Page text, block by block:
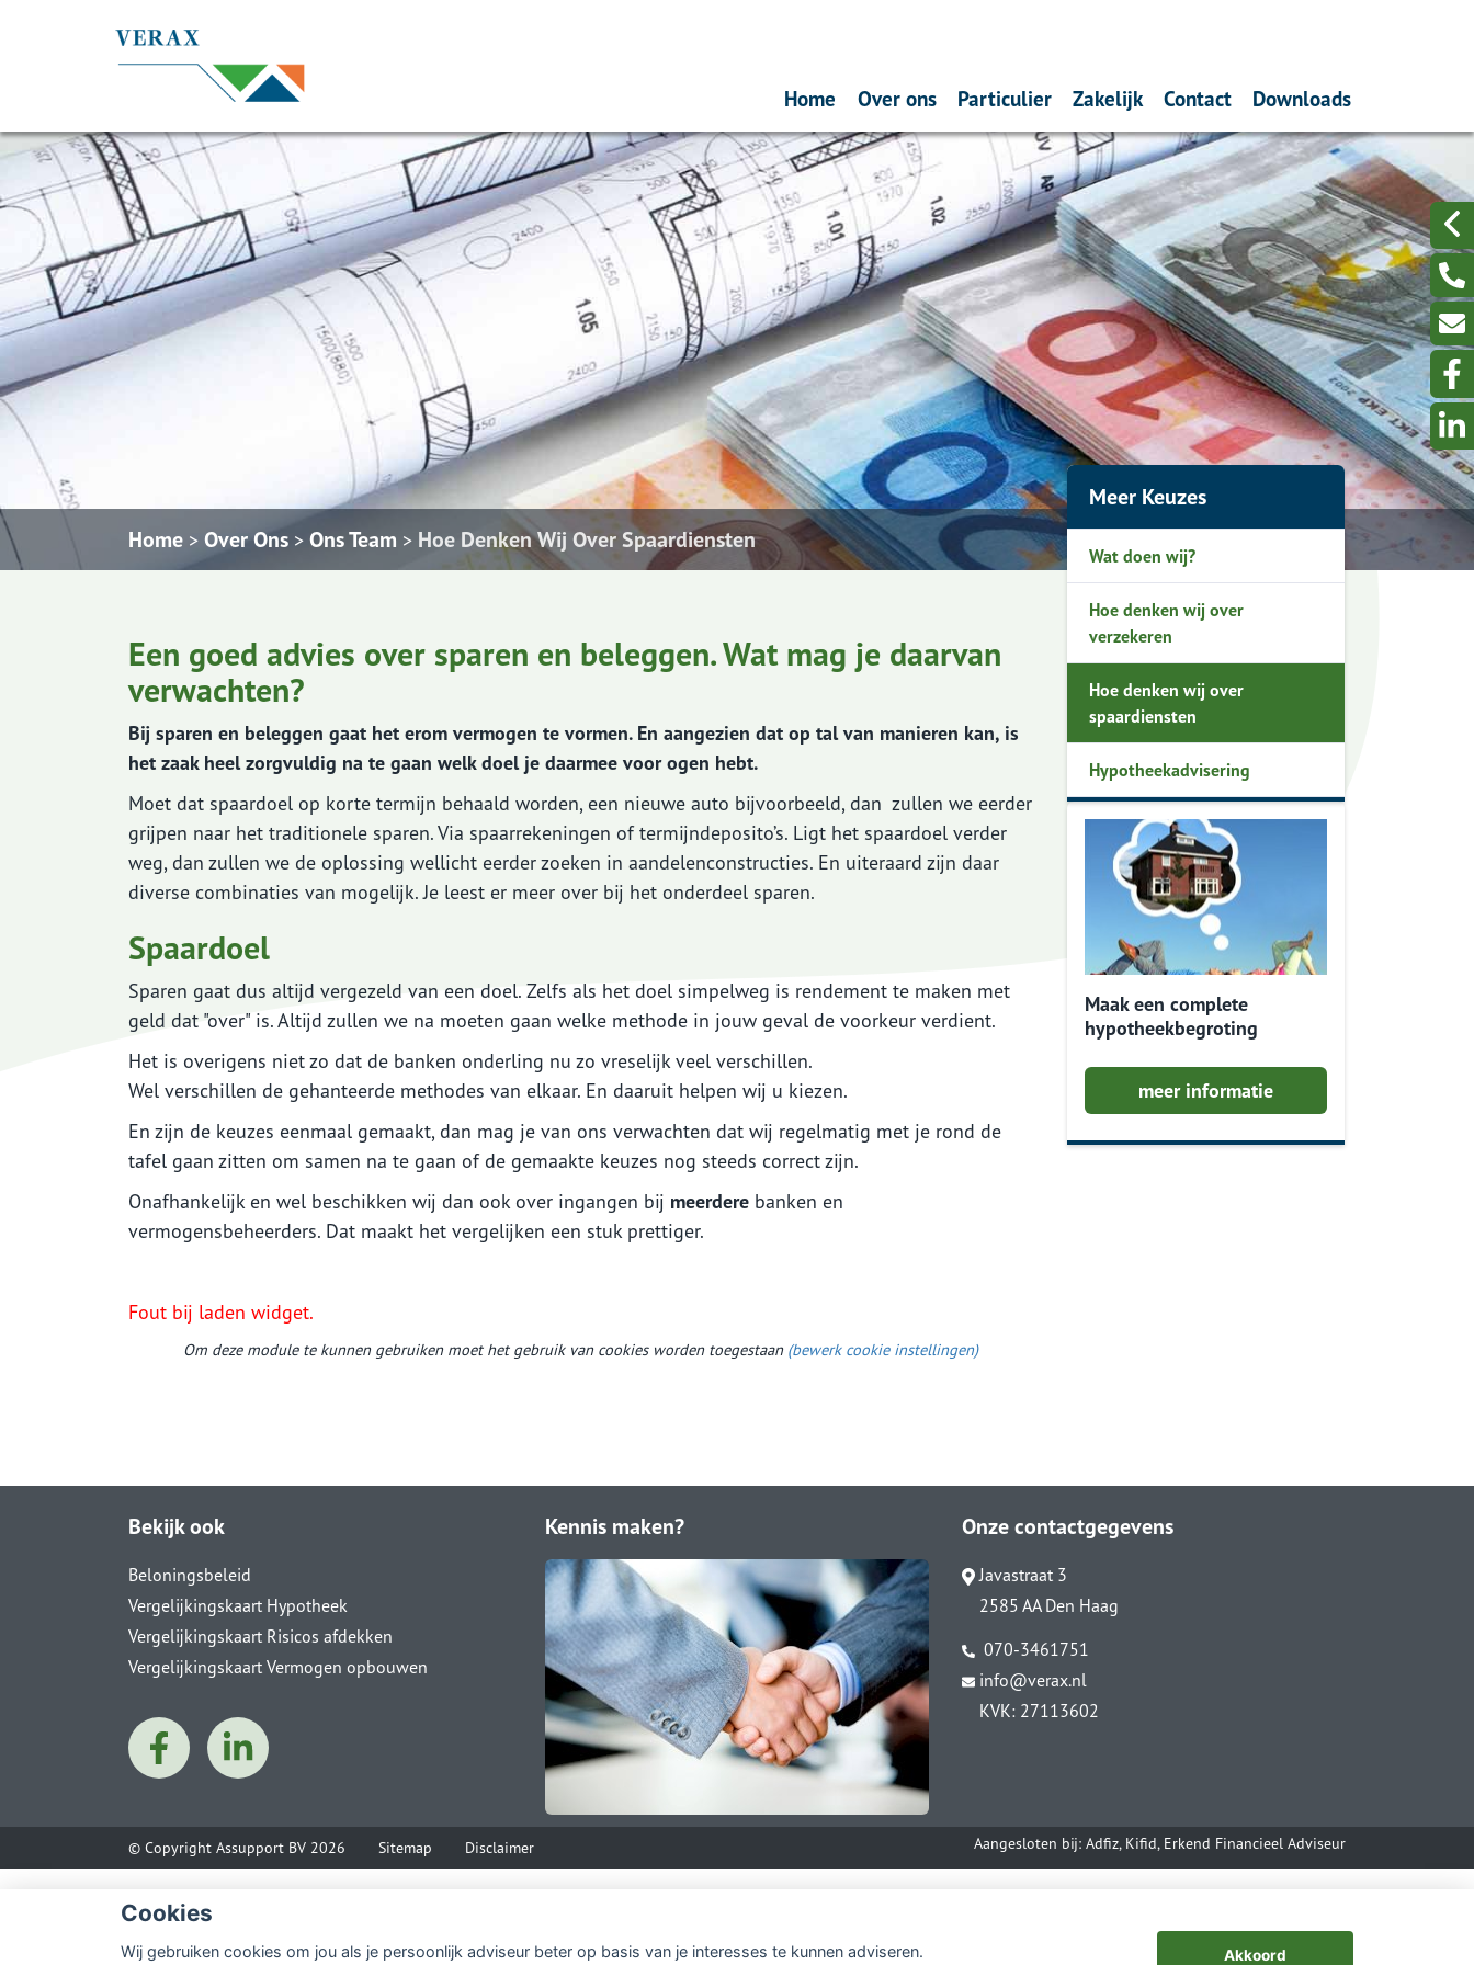
Cookies
Wij gebruiken cookies om jou als je persoonlijk adviseur beter op basis van je interesses te kunnen adviseren.
Akkoord
Home Over ons
Ons team
Service abonnementen
Beloningsbeleid
Vergelijkingskaarten
Particulier
Verzekeren
Hypotheken
Schades melden
Sparen
Lenen
Zakelijk
Ondernemers
Werkgevers
Contact
Contactgegevens en
openingstijden
Downloads
Dienstenwijzer
Polisvoorwaarden
Privacykaart
Privacystatement
Verzekeringskaarten
Schade- en Glasgarant
Waarborgfonds
Directe
Home > Over Ons > Ons Team > Hoe Denken Wij Over Spaardiensten
Een goed advies over sparen en beleggen. Wat mag je daarvan
verwachten?
Bij sparen en beleggen gaat het erom vermogen te vormen. En aangezien dat op tal van manieren kan, is
het zaak heel zorgvuldig na te gaan welk doel je daarmee voor ogen hebt.
Moet dat spaardoel op korte termijn behaald worden, een nieuwe auto bijvoorbeeld, dan zullen we eerder
grijpen naar het traditionele sparen. Via spaarrekeningen of termijndeposito’s. Ligt het spaardoel verder
weg, dan zullen we de oplossing wellicht eerder zoeken in aandelenconstructies. En uiteraard zijn daar
diverse combinaties van mogelijk. Je leest er meer over bij het onderdeel sparen.
Spaardoel
Sparen gaat dus altijd vergezeld van een doel. Zelfs als het doel simpelweg is rendement te maken met
geld dat "over" is. Altijd zullen we na moeten gaan welke methode in jouw geval de voorkeur verdient.
Het is overigens niet zo dat de banken onderling nu zo vreselijk veel verschillen.
Wel verschillen de gehanteerde methodes van elkaar. En daaruit helpen wij u kiezen.
En zijn de keuzes eenmaal gemaakt, dan mag je van ons verwachten dat wij regelmatig met je rond de
tafel gaan zitten om samen na te gaan of de gemaakte keuzes nog steeds correct zijn.
Onafhankelijk en wel beschikken wij dan ook over ingangen bij meerdere banken en
vermogensbeheerders. Dat maakt het vergelijken een stuk prettiger.
Fout bij laden widget.
Om deze module te kunnen gebruiken moet het gebruik van cookies worden toegestaan (bewerk cookie instellingen)
Meer Keuzes
Wat doen wij?
Hoe denken wij over
verzekeren
Hoe denken wij over
spaardiensten
Hypotheekadvisering
Maak een complete
hypotheekbegroting
meer informatie
Bekijk ook
Beloningsbeleid
Vergelijkingskaart Hypotheek
Vergelijkingskaart Risicos afdekken
Vergelijkingskaart Vermogen opbouwen
Kennis maken? Onze contactgegevens
Javastraat 3
2585 AA Den Haag
070-3461751
info@verax.nl
KVK: 27113602
© Copyright Assupport BV 2026 Sitemap Disclaimer Aangesloten bij: Adfiz, Kifid, Erkend Financieel Adviseur